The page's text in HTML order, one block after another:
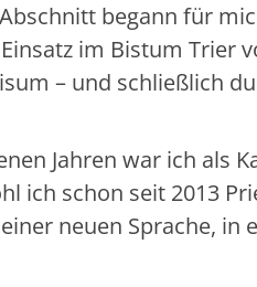
begann für
im Bistum Trier
– und schließlich
Jahren war ich als
ich schon seit 2013
einer neuen Sprache,